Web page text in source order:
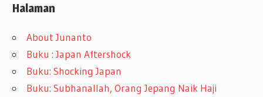
Halaman
About Junanto
Buku : Japan Aftershock
Buku: Shocking Japan
Buku: Subhanallah, Orang Jepang Naik Haji